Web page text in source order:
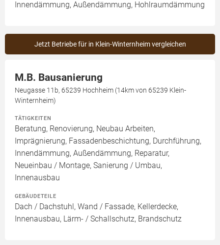
Innendämmung, Außendämmung, Hohlraumdämmung
Jetzt Betriebe für in Klein-Winternheim vergleichen
M.B. Bausanierung
Neugasse 11b, 65239 Hochheim (14km von 65239 Klein-
Winternheim)
TÄTIGKEITEN
Beratung, Renovierung, Neubau Arbeiten,
Imprägnierung, Fassadenbeschichtung, Durchführung,
Innendämmung, Außendämmung, Reparatur,
Neueinbau / Montage, Sanierung / Umbau,
Innenausbau
GEBÄUDETEILE
Dach / Dachstuhl, Wand / Fassade, Kellerdecke,
Innenausbau, Lärm- / Schallschutz, Brandschutz